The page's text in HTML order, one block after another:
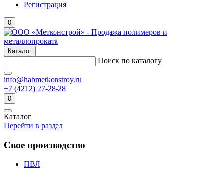
Регистрация
0
Каталог
Поиск по каталогу
info@habmetkonstroy.ru
+7 (4212) 27-28-28
0
Каталог
Перейти в раздел
Свое производство
ПВЛ